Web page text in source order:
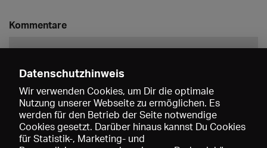
Kommentare
Speichern
Datenschutzhinweis
Wir verwenden Cookies, um Dir die optimale
Nutzung unserer Webseite zu ermöglichen. Es
werden für den Betrieb der Seite notwendige
Cookies gesetzt. Darüber hinaus kannst Du Cookies
für Statistik-, Marketing- und